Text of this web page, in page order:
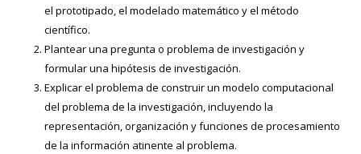
el prototipado, el modelado matemático y el método
científico.
Plantear una pregunta o problema de investigación y
formular una hipótesis de investigación.
Explicar el problema de construir un modelo computacional
del problema de la investigación, incluyendo la
representación, organización y funciones de procesamiento
de la información atinente al problema.